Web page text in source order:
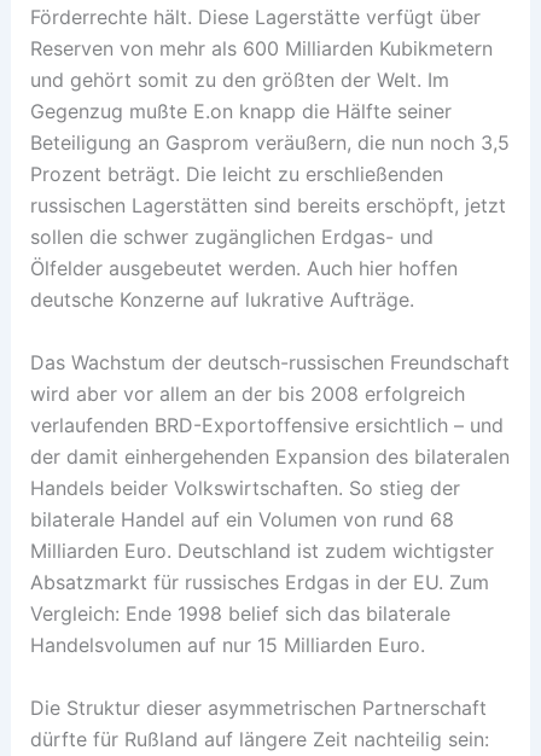
Förderrechte hält. Diese Lagerstätte verfügt über
Reserven von mehr als 600 Milliarden Kubikmetern
und gehört somit zu den größten der Welt. Im
Gegenzug mußte E.on knapp die Hälfte seiner
Beteiligung an Gasprom veräußern, die nun noch 3,5
Prozent beträgt. Die leicht zu erschließenden
russischen Lagerstätten sind bereits erschöpft, jetzt
sollen die schwer zugänglichen Erdgas- und
Ölfelder ausgebeutet werden. Auch hier hoffen
deutsche Konzerne auf lukrative Aufträge.
Das Wachstum der deutsch-russischen Freundschaft
wird aber vor allem an der bis 2008 erfolgreich
verlaufenden BRD-Exportoffensive ersichtlich – und
der damit einhergehenden Expansion des bilateralen
Handels beider Volkswirtschaften. So stieg der
bilaterale Handel auf ein Volumen von rund 68
Milliarden Euro. Deutschland ist zudem wichtigster
Absatzmarkt für russisches Erdgas in der EU. Zum
Vergleich: Ende 1998 belief sich das bilaterale
Handelsvolumen auf nur 15 Milliarden Euro.
Die Struktur dieser asymmetrischen Partnerschaft
dürfte für Rußland auf längere Zeit nachteilig sein: